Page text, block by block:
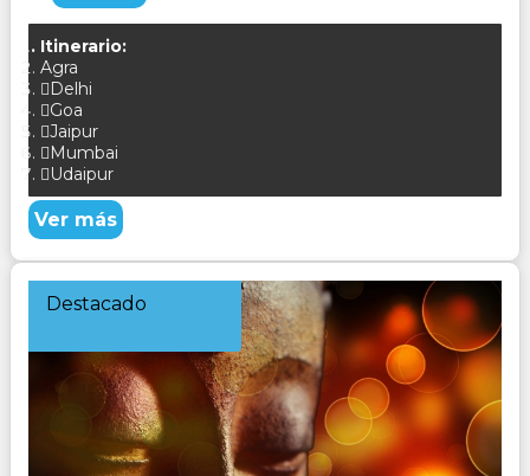
Itinerario:
Agra
Delhi
Goa
Jaipur
Mumbai
Udaipur
Ver más
Destacado